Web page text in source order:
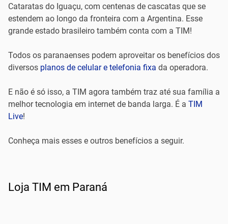
Cataratas do Iguaçu, com centenas de cascatas que se
estendem ao longo da fronteira com a Argentina. Esse
grande estado brasileiro também conta com a TIM!
Todos os paranaenses podem aproveitar os benefícios dos
diversos planos de celular e telefonia fixa da operadora.
E não é só isso, a TIM agora também traz até sua família a
melhor tecnologia em internet de banda larga. É a TIM
Live!
Conheça mais esses e outros benefícios a seguir.
Loja TIM em Paraná